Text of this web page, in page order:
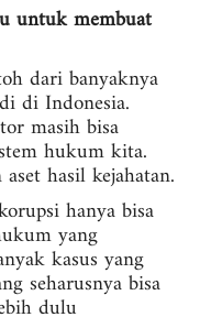
untuk membuat
dari banyaknya
di Indonesia.
masih bisa
hukum kita.
hasil kejahatan.
hanya bisa
yang
kasus yang
seharusnya bisa
dulu